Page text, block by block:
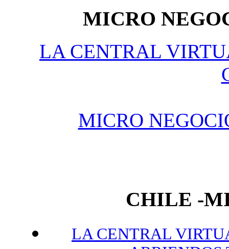
MICRO
LA CENTRAL
MICRO
CHILE -
LA CENTRAL